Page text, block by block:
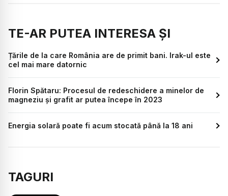
TE-AR PUTEA INTERESA ȘI
Țările de la care România are de primit bani. Irak-ul este
cel mai mare datornic
Florin Spătaru: Procesul de redeschidere a minelor de
magneziu şi grafit ar putea începe în 2023
Energia solară poate fi acum stocată până la 18 ani
TAGURI